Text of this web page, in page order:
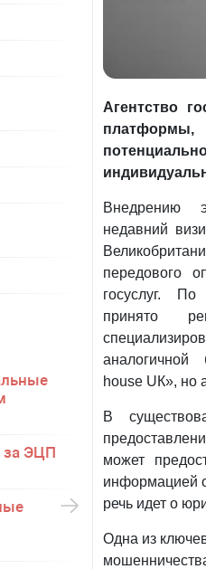
за ЭЦП
Агентство
Внедрению
недавний
передового
госуслуг.
принято
аналогичной
house UК», но
В
может
информацией
речь идет о
Одна из